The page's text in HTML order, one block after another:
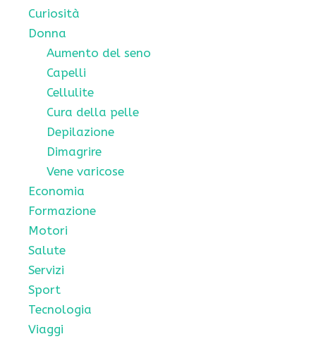
Curiosità
Donna
Aumento del seno
Capelli
Cellulite
Cura della pelle
Depilazione
Dimagrire
Vene varicose
Economia
Formazione
Motori
Salute
Servizi
Sport
Tecnologia
Viaggi